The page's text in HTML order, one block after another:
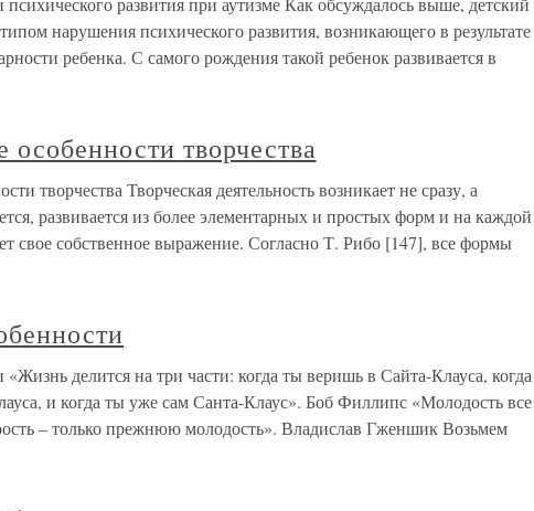
нарушения психического развития, возникающего в результате
ребенка. С самого рождения такой ребенок развивается в
особенности творчества
творчества Творческая деятельность возникает не сразу, а
развивается из более элементарных и простых форм и на каждой
свое собственное выражение. Согласно Т. Рибо [147], все формы
делится на три части: когда ты веришь в Сайта-Клауса, когда
и когда ты уже сам Санта-Клаус». Боб Филлипс «Молодость все
– только прежнюю молодость». Владислав Гженшик Возьмем